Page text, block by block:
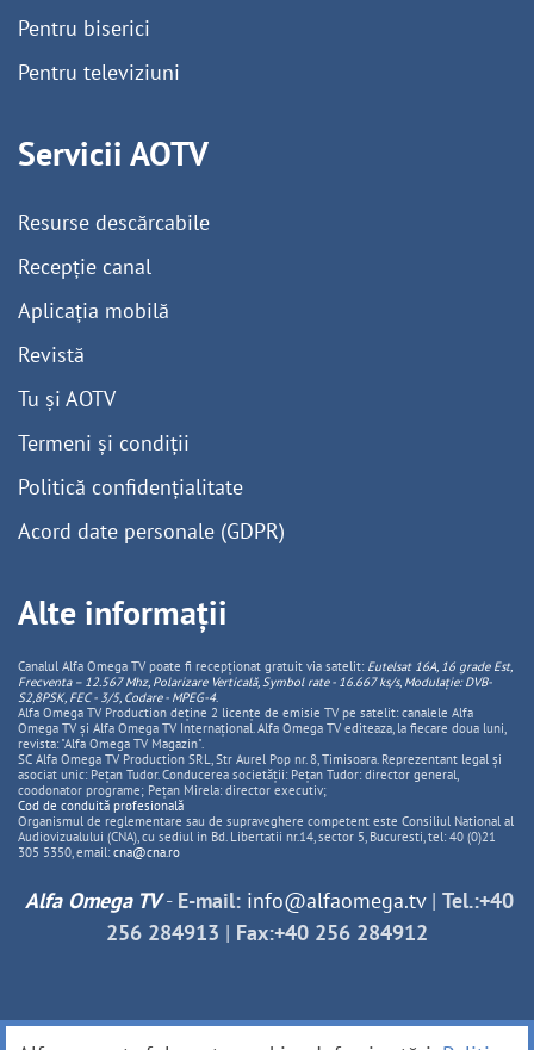
Pentru biserici
Pentru televiziuni
Servicii AOTV
Resurse descărcabile
Recepție canal
Aplicația mobilă
Revistă
Tu și AOTV
Termeni și condiții
Politică confidențialitate
Acord date personale (GDPR)
Alte informații
Canalul Alfa Omega TV poate fi recepționat gratuit via satelit: Eutelsat 16A, 16 grade Est,
Frecventa – 12.567 Mhz, PolarizareVerticală, Symbol rate - 16.667 ks/s, Modulație: DVB-
S2,8PSK, FEC - 3/5, Codare - MPEG-4.
Alfa Omega TV Production deține 2 licențe de emisie TV pe satelit: canalele Alfa
Omega TV și Alfa Omega TV Internațional. Alfa Omega TV editeaza, la fiecare doua luni,
revista: "Alfa Omega TV Magazin".
SC Alfa Omega TV Production SRL, Str Aurel Pop nr. 8, Timisoara. Reprezentant legal și
asociat unic: Pețan Tudor. Conducerea societății: Pețan Tudor: director general,
coodonator programe; Pețan Mirela: director executiv;
Cod de conduită profesională
Organismul de reglementare sau de supraveghere competent este Consiliul National al
Audiovizualului (CNA), cu sediul in Bd. Libertatii nr.14, sector 5, Bucuresti, tel: 40 (0)21
305 5350, email: cna@cna.ro
Alfa Omega TV- E-mail: info@alfaomega.tv| Tel.:+40
256 284913 | Fax:+40 256 284912